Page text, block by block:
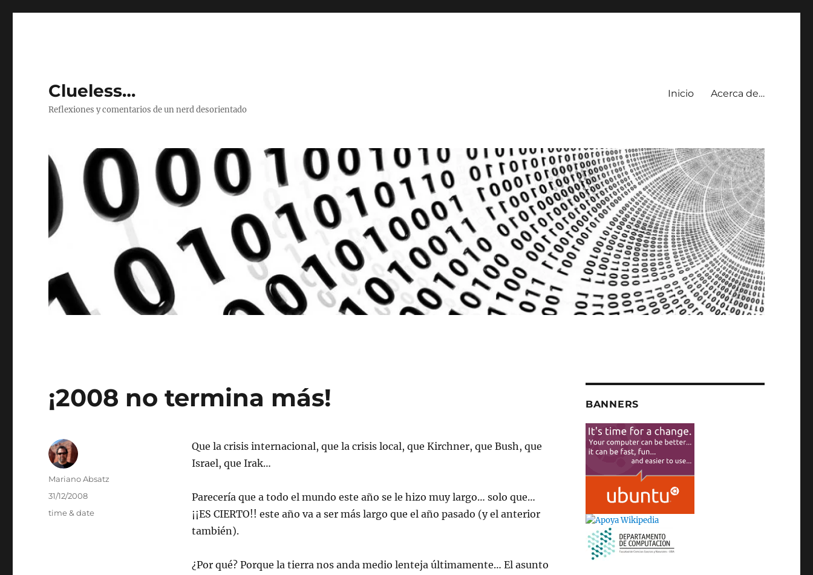
Clueless…
Reflexiones y comentarios de un nerd desorientado
Inicio Acerca de…
¡2008 no termina más!
Que la crisis internacional, que la crisis local, que Kirchner, que Bush, que
Israel, que Irak…
Parecería que a todo el mundo este año se le hizo muy largo… solo que…
¡¡ES CIERTO!! este año va a ser más largo que el año pasado (y el anterior
también).
¿Por qué? Porque la tierra nos anda medio lenteja últimamente… El asunto
Autor
Mariano Absatz
Publicado
el
31/12/2008
Etiquetas
time & date
BANNERS